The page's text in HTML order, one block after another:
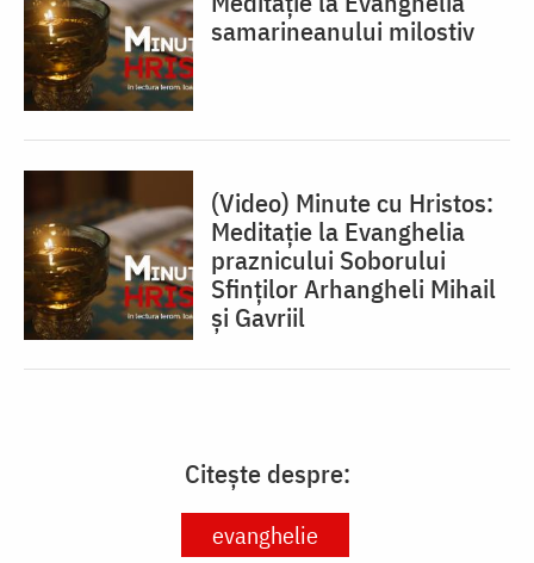
samarineanului milostiv
(Video) Minute cu Hristos:
Meditație la Evanghelia
praznicului Soborului
Sfinților Arhangheli Mihail
și Gavriil
Citește despre:
evanghelie